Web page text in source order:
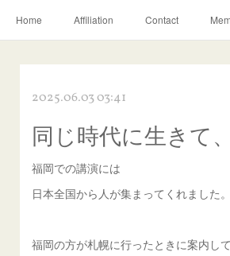
Home Affiliation Contact
2025.06.03 03:41
同じ時代に生きて
福岡での講演には
日本全国から人が集まってくれました。
福岡の方が札幌に行ったときに案内し